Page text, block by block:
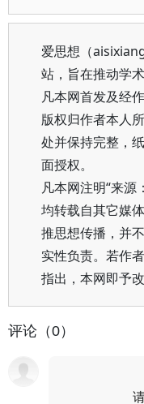
爱思想（
站，旨在推动学
凡本网首发及经
版权归作者本人
处并保持完整，
面授权。
凡本网注明“来源
均转载自其它媒
推思想传播，并
实性负责。若作
指出，本网即予改
评论（0）